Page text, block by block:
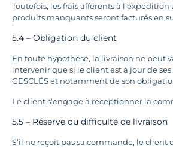
Toutefois, les frais afférents à
produits manquants seront facturés en
5.4 – Obligation du client
En toute hypothèse, la livraison ne peut
intervenir que si le client est à jour de
GESCLÉS et notamment de son
Le client s’engage à réceptionner la
5.5 – Réserve ou difficulté de livraison
S’il ne reçoit pas sa commande, le client